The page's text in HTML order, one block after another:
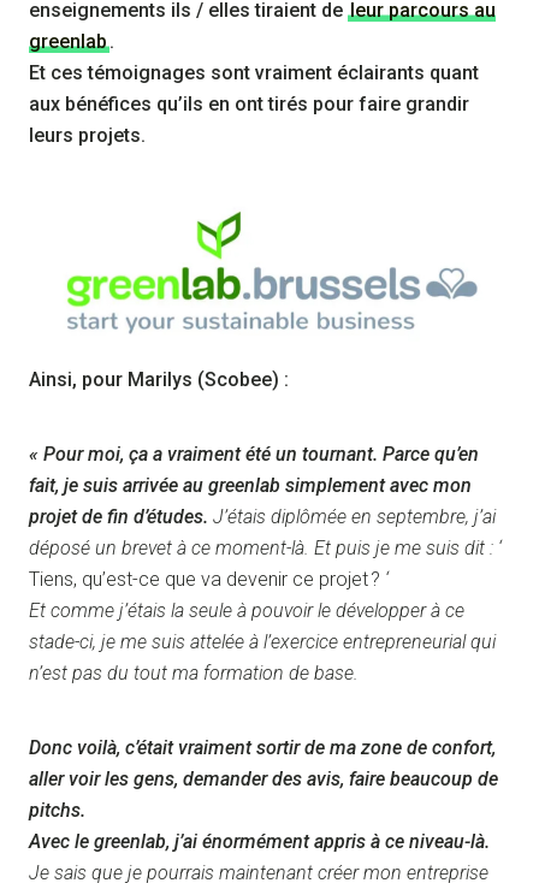
enseignements ils / elles tiraient de leur parcours au
greenlab.
Et ces témoignages sont vraiment éclairants quant
aux bénéfices qu’ils en ont tirés pour faire grandir
leurs projets.
Ainsi, pour Marilys (Scobee) :
« Pour moi, ça a vraiment été un tournant. Parce qu’en
fait, je suis arrivée au greenlab simplement avec mon
projet de fin d’études. J’étais diplômée en septembre, j’ai
déposé un brevet à ce moment-là. Et puis je me suis dit : ‘
Tiens, qu’est-ce que va devenir ce projet ? ‘
Et comme j’étais la seule à pouvoir le développer à ce
stade-ci, je me suis attelée à l’exercice entrepreneurial qui
n’est pas du tout ma formation de base.
Donc voilà, c’était vraiment sortir de ma zone de confort,
aller voir les gens, demander des avis, faire beaucoup de
pitchs.
Avec le greenlab, j’ai énormément appris à ce niveau-là.
Je sais que je pourrais maintenant créer mon entreprise